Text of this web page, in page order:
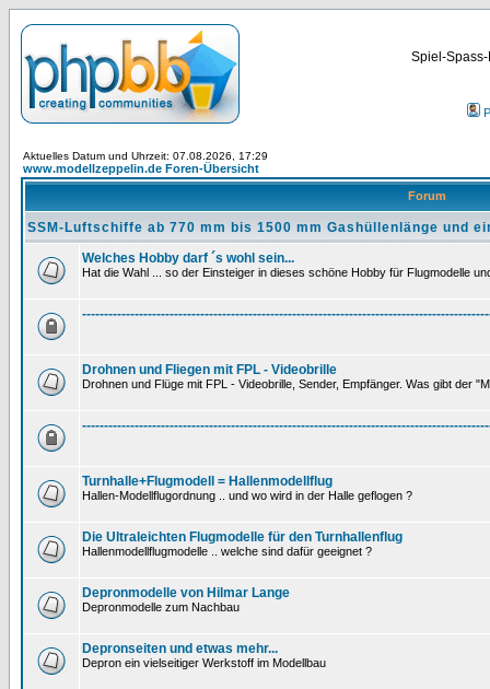
Spiel-
Aktuelles Datum und Uhrzeit: 07.08.2026, 17:29
www.modellzeppelin.de Foren-Übersicht
Forum
SSM-Luftschiffe ab 770 mm bis 1500 mm Gashüllenlänge und
Welches Hobby darf ´s wohl sein...
Hat die Wahl ... so der Einsteiger in dieses schöne Hobby für Flugmodelle
Drohnen und Fliegen mit FPL - Videobrille
Drohnen und Flüge mit FPL - Videobrille, Sender, Empfänger. Was gibt der
Turnhalle+Flugmodell = Hallenmodellflug
Hallen-Modellflugordnung .. und wo wird in der Halle geflogen ?
Die Ultraleichten Flugmodelle für den Turnhallenflug
Hallenmodellflugmodelle .. welche sind dafür geeignet ?
Depronmodelle von Hilmar Lange
Depronmodelle zum Nachbau
Depronseiten und etwas mehr...
Depron ein vielseitiger Werkstoff im Modellbau